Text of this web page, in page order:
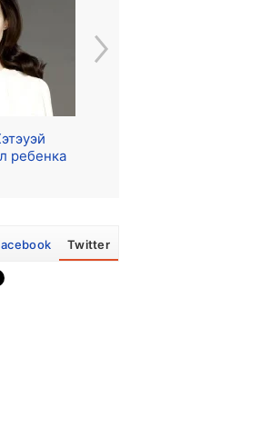
ребенка
Twitter